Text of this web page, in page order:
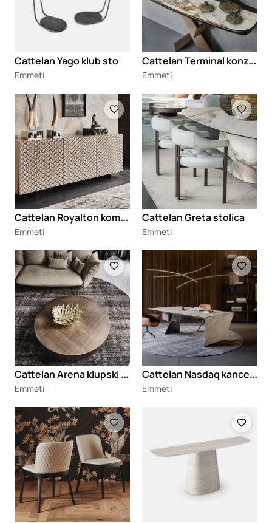
Cattelan Yago klub sto
Emmeti
C
attelan Terminal konzola
Emmeti
Loading
C
attelan Royalton komoda
Emmeti
Loading
Cattelan Greta stolica
Emmeti
Loading
C
attelan Arena klupski stočić
Emmeti
C
attelan Nasdaq kancelarijski sto
Emmeti
Loading